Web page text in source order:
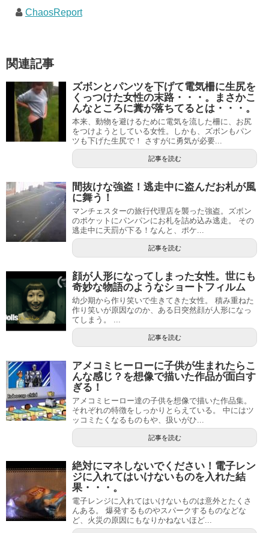
ChaosReport
関連記事
ズボンとパンツを下げて電気柵に生尻を
くっつけた女性の末路・・・。まさかこ
んなところに糞が落ちてるとは・・・。
本来、動物を避けるために電気を流した柵に、お尻
をつけようとしている女性。しかも、ズボンもパン
ツも下げた生尻で！ さすがに勇気が必要...
記事を読む
間抜けな強盗！逃走中に盗んだお札が風
に舞う！
マンチェスターの旅行代理店を襲った強盗。ズボン
のポケットにパンパンにお札を詰め込み逃走。 その
逃走中に天罰が下る！なんと、ポケ...
記事を読む
顔が人形になってしまった女性。世にも
奇妙な物語のようなショートフィルム
幼少期から作り笑いで生きてきた女性。 積み重ねた
作り笑いが原因なのか、ある日突然顔が人形になっ
てしまう。 ...
記事を読む
アメコミヒーローに子供が生まれたらこ
んな感じ？を想像で描いた作品が面白す
ぎる！
アメコミヒーロー達の子供を想像で描いた作品集。
それぞれの特徴をしっかりとらえている。 中にはツ
ッコミたくなるものもや、扱いがひ...
記事を読む
絶対にマネしないでください！電子レン
ジに入れてはいけないものを入れた結
果・・・。
電子レンジに入れてはいけないものは意外とたくさ
んある。 爆発するものやスパークするものなどな
ど、火災の原因にもなりかねないほど...